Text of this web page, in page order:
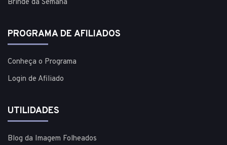
Brinde da Semana
PROGRAMA DE AFILIADOS
Conheça o Programa
Login de Afiliado
UTILIDADES
Blog da Imagem Folheados